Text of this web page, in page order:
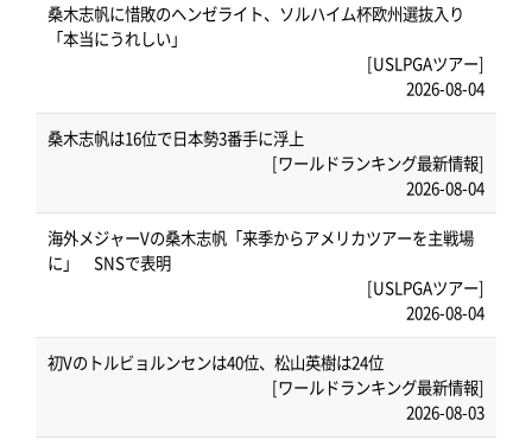
桑木志帆に惜敗のヘンゼライト、ソルハイム杯欧州選抜入り
「本当にうれしい」
[USLPGAツアー]
2026-08-04
桑木志帆は16位で日本勢3番手に浮上
[ワールドランキング最新情報]
2026-08-04
海外メジャーVの桑木志帆「来季からアメリカツアーを主戦場
に」 SNSで表明
[USLPGAツアー]
2026-08-04
初Vのトルビョルンセンは40位、松山英樹は24位
[ワールドランキング最新情報]
2026-08-03